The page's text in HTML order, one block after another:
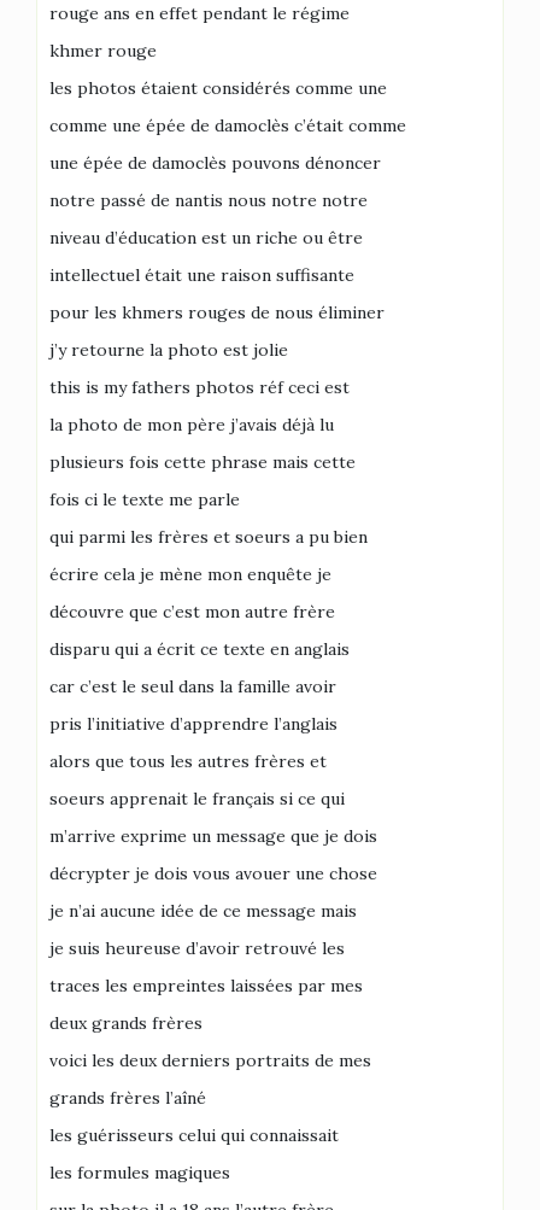
rouge ans en effet pendant le régime
khmer rouge
les photos étaient considérés comme une
comme une épée de damoclès c’était comme
une épée de damoclès pouvons dénoncer
notre passé de nantis nous notre notre
niveau d’éducation est un riche ou être
intellectuel était une raison suffisante
pour les khmers rouges de nous éliminer
j’y retourne la photo est jolie
this is my fathers photos réf ceci est
la photo de mon père j’avais déjà lu
plusieurs fois cette phrase mais cette
fois ci le texte me parle
qui parmi les frères et soeurs a pu bien
écrire cela je mène mon enquête je
découvre que c’est mon autre frère
disparu qui a écrit ce texte en anglais
car c’est le seul dans la famille avoir
pris l’initiative d’apprendre l’anglais
alors que tous les autres frères et
soeurs apprenait le français si ce qui
m’arrive exprime un message que je dois
décrypter je dois vous avouer une chose
je n’ai aucune idée de ce message mais
je suis heureuse d’avoir retrouvé les
traces les empreintes laissées par mes
deux grands frères
voici les deux derniers portraits de mes
grands frères l’aîné
les guérisseurs celui qui connaissait
les formules magiques